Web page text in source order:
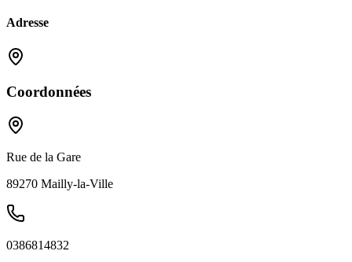
Adresse
Coordonnées
Rue de la Gare
89270 Mailly-la-Ville
0386814832